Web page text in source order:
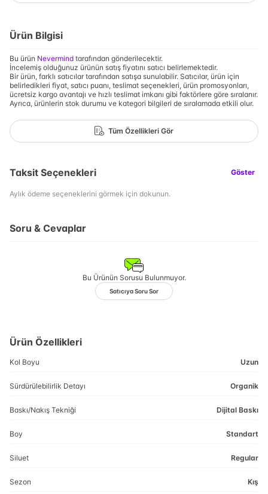
Ürün Bilgisi
Bu ürün Nevermind tarafından gönderilecektir.
İncelemiş olduğunuz ürünün satış fiyatını satıcı belirlemektedir.
Bir ürün, farklı satıcılar tarafından satışa sunulabilir. Satıcılar, ürün için
belirledikleri fiyat, satıcı puanı, teslimat seçenekleri, ürün promosyonları,
ücretsiz kargo avantajı ve hızlı teslimat imkanı gibi faktörlere göre sıralanır.
Ayrıca, ürünlerin stok durumu ve kategori bilgileri de sıralamada etkili olur.
Tüm Özellikleri Gör
Taksit Seçenekleri Göster
Aylık ödeme seçeneklerini görmek için dokunun.
Soru & Cevaplar
Bu Ürünün Sorusu Bulunmuyor.
Satıcıya Soru Sor
Ürün Özellikleri
Kol Boyu Uzun
Sürdürülebilirlik Detayı Organik
Baskı/Nakış Tekniği Dijital Baskı
Boy Standart
Siluet Regular
Sezon Kış